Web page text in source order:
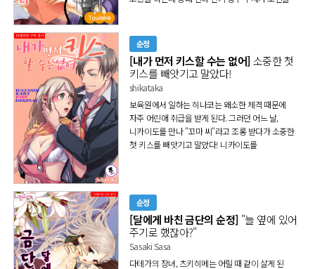
이러지?! ⓒTowaka
순정
[내가 먼저 키스할 수는 없어] 소중한 첫
키스를 빼앗기고 말았다!
shikataka
보육원에서 일하는 히나코는 왜소한 체격 때문에
자주 어린애 취급을 받게 된다. 그러던 어느 날,
니카이도를 만나 "꼬마 씨"라고 조롱 받다가 소중한
첫 키스를 빼앗기고 말았다! 니카이도를
순정
[달에게 바친 금단의 순정] "늘 옆에 있어
주기로 했잖아?"
Sasaki Sasa
다테가의 장녀, 츠키히메는 어릴 때 같이 살게 된